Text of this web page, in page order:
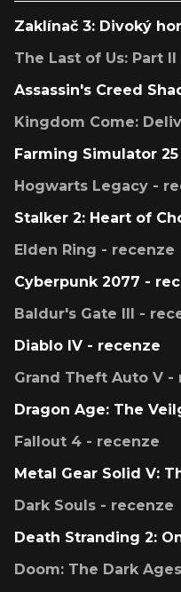
Zaklínač 3: Divoký
The Last of Us: Part
Assassin's Creed
Kingdom Come:
Farming Simulator
Hogwarts Legacy -
Stalker 2: Heart of
Elden Ring - recenze
Cyberpunk 2077 -
Baldur's Gate III -
Diablo IV - recenze
Grand Theft Auto V -
Dragon Age: The
Fallout 4 - recenze
Metal Gear Solid V:
Dark Souls - recenze
Death Stranding 2:
Doom: The Dark